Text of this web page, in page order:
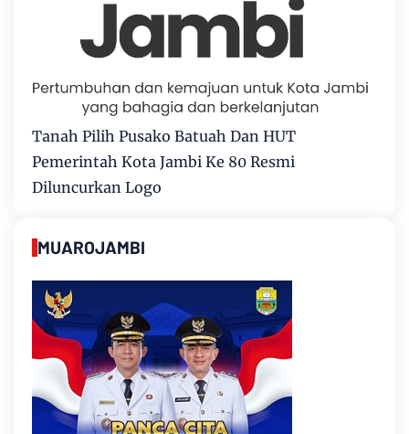
Tanah Pilih Pusako Batuah Dan HUT
Pemerintah Kota Jambi Ke 80 Resmi
Diluncurkan Logo
MUAROJAMBI